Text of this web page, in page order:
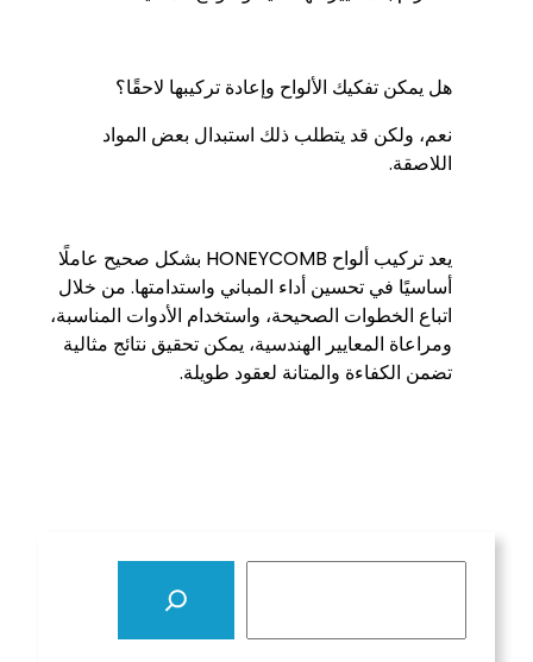
هل يمكن تفكيك الألواح وإعادة تركيبها لاحقًا؟
نعم، ولكن قد يتطلب ذلك استبدال بعض المواد
اللاصقة.
يعد تركيب ألواح HONEYCOMB بشكل صحيح عاملًا
أساسيًا في تحسين أداء المباني واستدامتها. من خلال
اتباع الخطوات الصحيحة، واستخدام الأدوات المناسبة،
ومراعاة المعايير الهندسية، يمكن تحقيق نتائج مثالية
تضمن الكفاءة والمتانة لعقود طويلة.